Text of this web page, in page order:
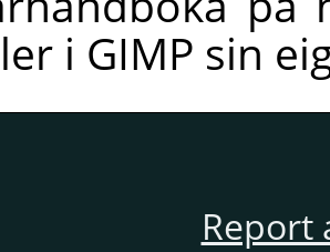
i GIMP sin
Report